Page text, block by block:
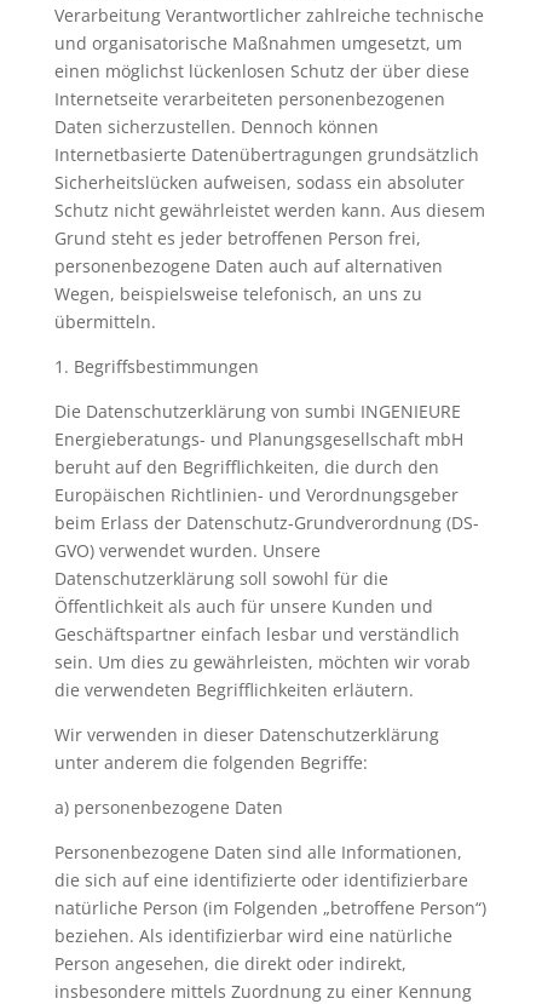
Verarbeitung Verantwortlicher zahlreiche technische
und organisatorische Maßnahmen umgesetzt, um
einen möglichst lückenlosen Schutz der über diese
Internetseite verarbeiteten personenbezogenen
Daten sicherzustellen. Dennoch können
Internetbasierte Datenübertragungen grundsätzlich
Sicherheitslücken aufweisen, sodass ein absoluter
Schutz nicht gewährleistet werden kann. Aus diesem
Grund steht es jeder betroffenen Person frei,
personenbezogene Daten auch auf alternativen
Wegen, beispielsweise telefonisch, an uns zu
übermitteln.
1. Begriffsbestimmungen
Die Datenschutzerklärung von sumbi INGENIEURE
Energieberatungs- und Planungsgesellschaft mbH
beruht auf den Begrifflichkeiten, die durch den
Europäischen Richtlinien- und Verordnungsgeber
beim Erlass der Datenschutz-Grundverordnung (DS-
GVO) verwendet wurden. Unsere
Datenschutzerklärung soll sowohl für die
Öffentlichkeit als auch für unsere Kunden und
Geschäftspartner einfach lesbar und verständlich
sein. Um dies zu gewährleisten, möchten wir vorab
die verwendeten Begrifflichkeiten erläutern.
Wir verwenden in dieser Datenschutzerklärung
unter anderem die folgenden Begriffe:
a) personenbezogene Daten
Personenbezogene Daten sind alle Informationen,
die sich auf eine identifizierte oder identifizierbare
natürliche Person (im Folgenden „betroffene Person“)
beziehen. Als identifizierbar wird eine natürliche
Person angesehen, die direkt oder indirekt,
insbesondere mittels Zuordnung zu einer Kennung